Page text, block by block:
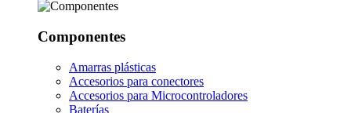
Componentes
Amarras plásticas
Accesorios para conectores
Accesorios para Microcontroladores
Baterías